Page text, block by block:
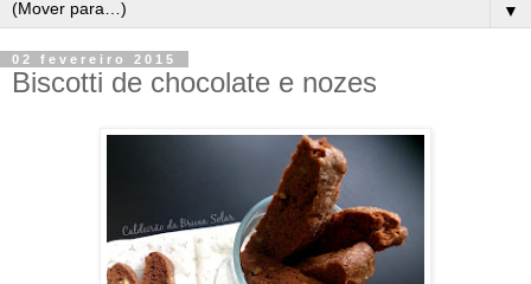
▼
02 fevereiro 2015
Biscotti de chocolate e nozes